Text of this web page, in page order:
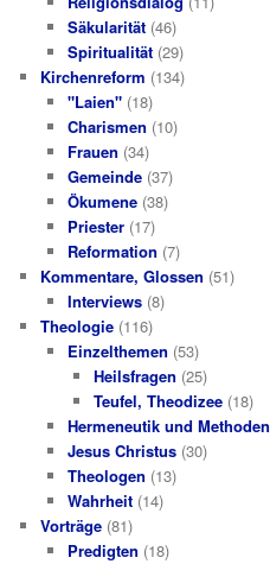
Säkularität(46)
Spiritualität(29)
Kirchenreform (134)
"Laien"(18)
Charismen (10)
Frauen (34)
Gemeinde(37)
Ökumene(38)
Priester(17)
Reformation (7)
Kommentare, Glossen (51)
Interviews(8)
Theologie (116)
Einzelthemen (53)
Heilsfragen (25)
Teufel, Theodizee (18)
Hermeneutik und Methoden
Jesus Christus(30)
Theologen (13)
Wahrheit(14)
Vorträge (81)
Predigten (18)